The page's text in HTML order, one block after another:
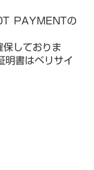
PAYMENTの
しておりま
書はベリサイ